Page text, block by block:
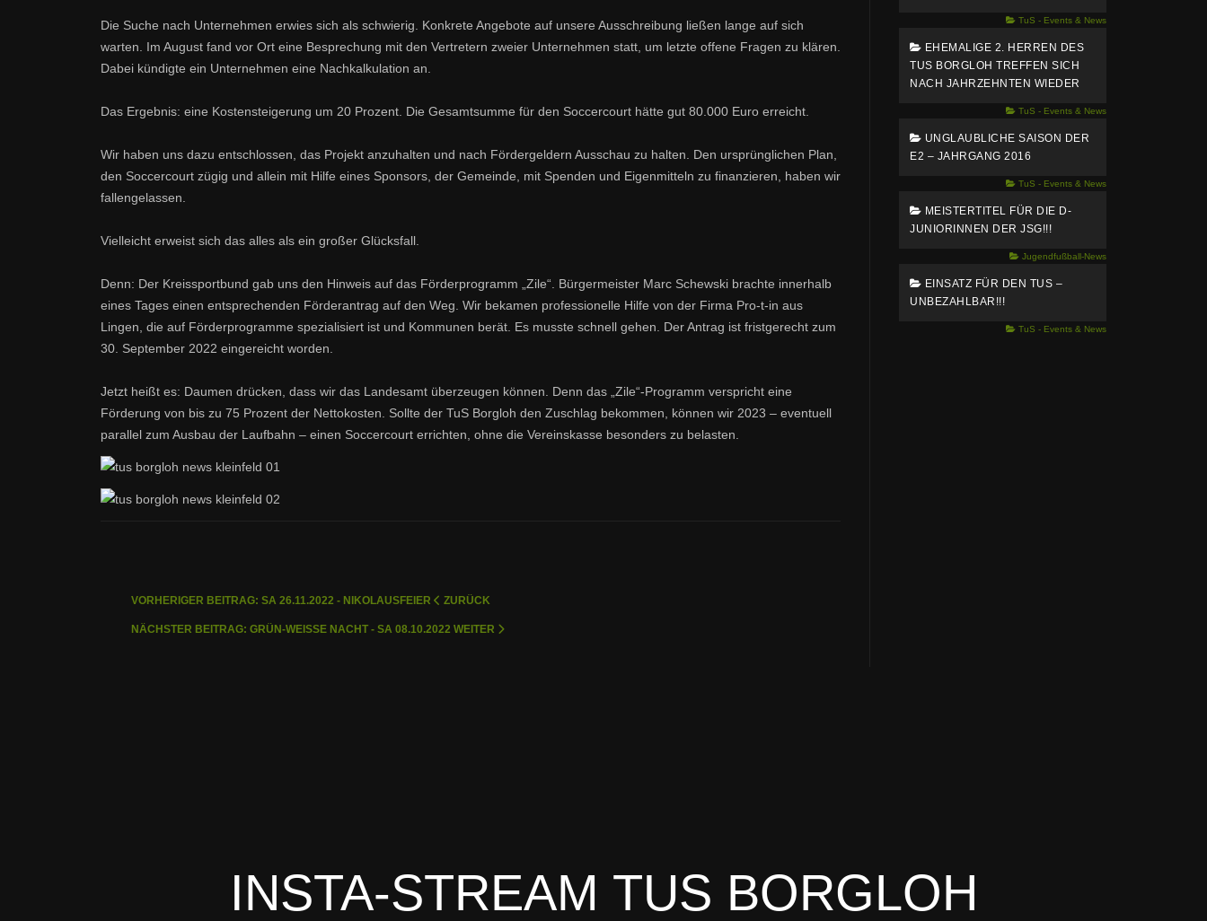
Die Suche nach Unternehmen erwies sich als schwierig. Konkrete Angebote auf unsere Ausschreibung ließen lange auf sich
warten. Im August fand vor Ort eine Besprechung mit den Vertretern zweier Unternehmen statt, um letzte offene Fragen zu klären.
Dabei kündigte ein Unternehmen eine Nachkalkulation an.
Das Ergebnis: eine Kostensteigerung um 20 Prozent. Die Gesamtsumme für den Soccercourt hätte gut 80.000 Euro erreicht.
Wir haben uns dazu entschlossen, das Projekt anzuhalten und nach Fördergeldern Ausschau zu halten. Den ursprünglichen Plan,
den Soccercourt zügig und allein mit Hilfe eines Sponsors, der Gemeinde, mit Spenden und Eigenmitteln zu finanzieren, haben wir
fallengelassen.
Vielleicht erweist sich das alles als ein großer Glücksfall.
Denn: Der Kreissportbund gab uns den Hinweis auf das Förderprogramm „Zile“. Bürgermeister Marc Schewski brachte innerhalb
eines Tages einen entsprechenden Förderantrag auf den Weg. Wir bekamen professionelle Hilfe von der Firma Pro-t-in aus
Lingen, die auf Förderprogramme spezialisiert ist und Kommunen berät. Es musste schnell gehen. Der Antrag ist fristgerecht zum
30. September 2022 eingereicht worden.
Jetzt heißt es: Daumen drücken, dass wir das Landesamt überzeugen können. Denn das „Zile“-Programm verspricht eine
Förderung von bis zu 75 Prozent der Nettokosten. Sollte der TuS Borgloh den Zuschlag bekommen, können wir 2023 – eventuell
parallel zum Ausbau der Laufbahn – einen Soccercourt errichten, ohne die Vereinskasse besonders zu belasten.
VORHERIGER BEITRAG: SA 26.11.2022 - NIKOLAUSFEIER ZURÜCK
NÄCHSTER BEITRAG: GRÜN-WEISSE NACHT - SA 08.10.2022 WEITER
TuS - Events & News
EHEMALIGE 2. HERREN DES
TUS BORGLOH TREFFEN SICH
NACH JAHRZEHNTEN WIEDER
TuS - Events & News
UNGLAUBLICHE SAISON DER
E2 – JAHRGANG 2016
TuS - Events & News
MEISTERTITEL FÜR DIE D-
JUNIORINNEN DER JSG!!!
Jugendfußball-News
EINSATZ FÜR DEN TUS –
UNBEZAHLBAR!!!
TuS - Events & News
INSTA-STREAM TUS BORGLOH